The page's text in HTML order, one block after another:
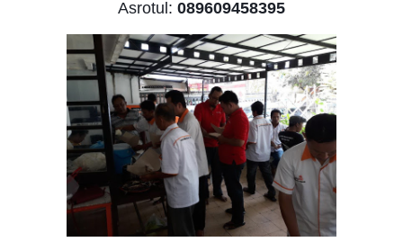
Asrotul: 089609458395